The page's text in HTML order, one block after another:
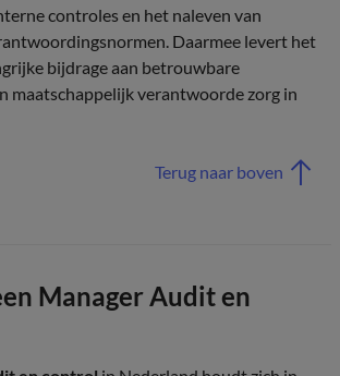
controles en het naleven van
Daarmee levert het
bijdrage aan betrouwbare
maatschappelijk verantwoorde zorg in
Terug naar boven
Manager Audit en